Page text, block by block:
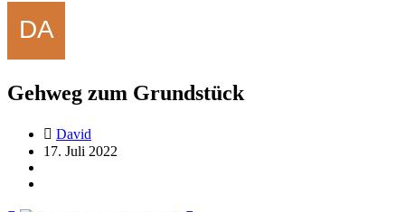
Gehweg zum Grundstück
David
17. Juli 2022